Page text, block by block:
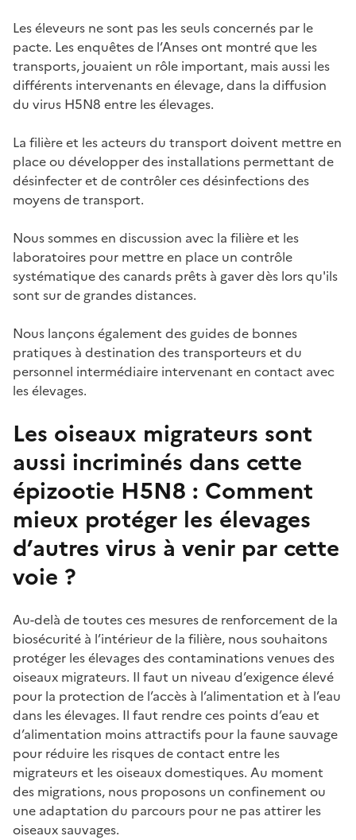
Les éleveurs ne sont pas les seuls concernés par le
pacte. Les enquêtes de l’Anses ont montré que les
transports, jouaient un rôle important, mais aussi les
différents intervenants en élevage, dans la diffusion
du virus H5N8 entre les élevages.
La filière et les acteurs du transport doivent mettre en
place ou développer des installations permettant de
désinfecter et de contrôler ces désinfections des
moyens de transport.
Nous sommes en discussion avec la filière et les
laboratoires pour mettre en place un contrôle
systématique des canards prêts à gaver dès lors qu'ils
sont sur de grandes distances.
Nous lançons également des guides de bonnes
pratiques à destination des transporteurs et du
personnel intermédiaire intervenant en contact avec
les élevages.
Les oiseaux migrateurs sont
aussi incriminés dans cette
épizootie H5N8 : Comment
mieux protéger les élevages
d’autres virus à venir par cette
voie ?
Au-delà de toutes ces mesures de renforcement de la
biosécurité à l’intérieur de la filière, nous souhaitons
protéger les élevages des contaminations venues des
oiseaux migrateurs. Il faut un niveau d’exigence élevé
pour la protection de l’accès à l’alimentation et à l’eau
dans les élevages. Il faut rendre ces points d’eau et
d’alimentation moins attractifs pour la faune sauvage
pour réduire les risques de contact entre les
migrateurs et les oiseaux domestiques. Au moment
des migrations, nous proposons un confinement ou
une adaptation du parcours pour ne pas attirer les
oiseaux sauvages.